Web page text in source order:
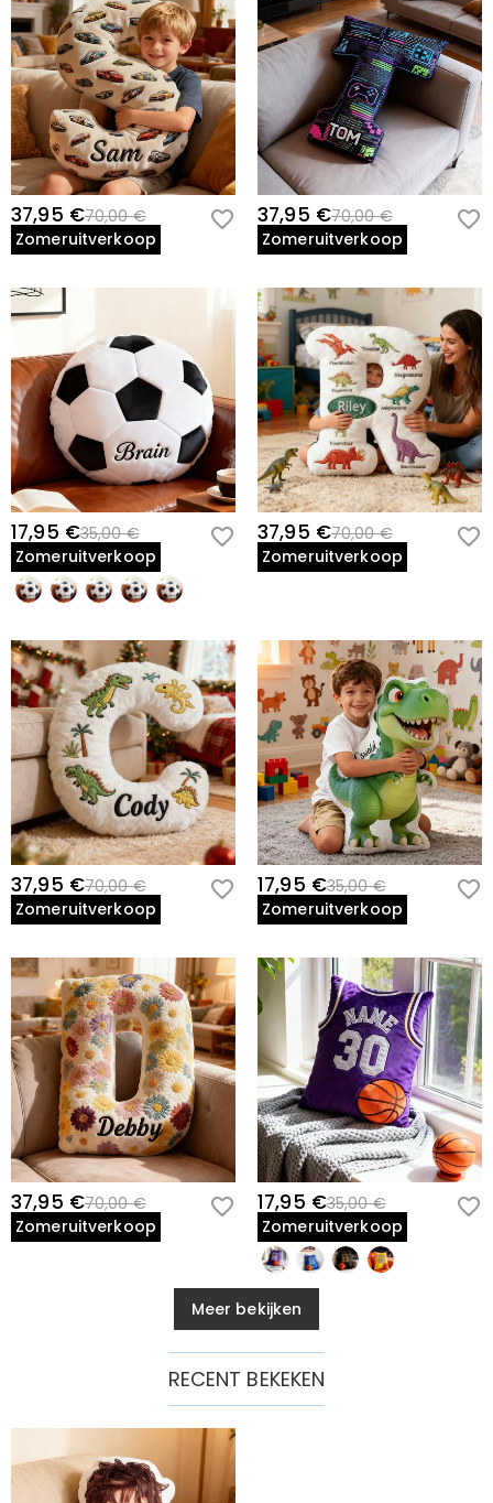
37,95 €70,00 €
Zomeruitverkoop
37,95 €70,00 €
Zomeruitverkoop
17,95 €35,00 €
Zomeruitverkoop
37,95 €70,00 €
Zomeruitverkoop
37,95 €70,00 €
Zomeruitverkoop
17,95 €35,00 €
Zomeruitverkoop
37,95 €70,00 €
Zomeruitverkoop
17,95 €35,00 €
Zomeruitverkoop
Meer bekijken
RECENT BEKEKEN